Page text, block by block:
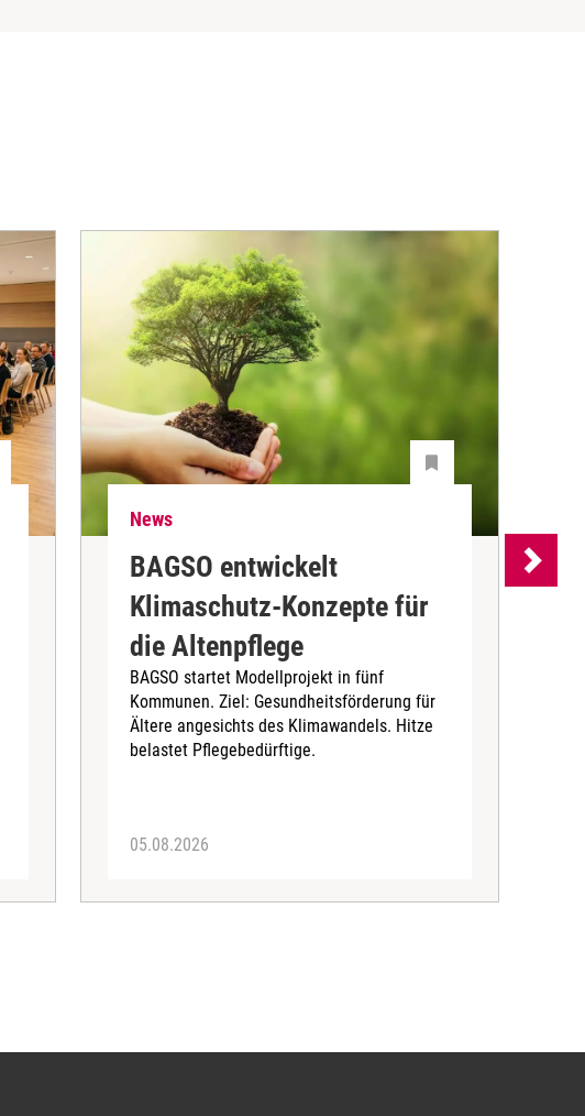
News
BAGSO entwickelt
Klimaschutz-Konzepte für
die Altenpflege
BAGSO startet Modellprojekt in fünf
Kommunen. Ziel: Gesundheitsförderung für
Ältere angesichts des Klimawandels. Hitze
belastet Pflegebedürftige.
05.08.2026